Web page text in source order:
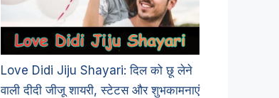
Love Didi Jiju Shayari: दिल को छू लेने
वाली दीदी जीजू शायरी, स्टेटस और शुभकामनाएं